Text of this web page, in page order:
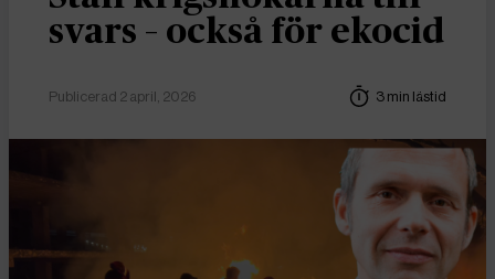
svars – också för ekocid
Publicerad 2 april, 2026 3 min lästid